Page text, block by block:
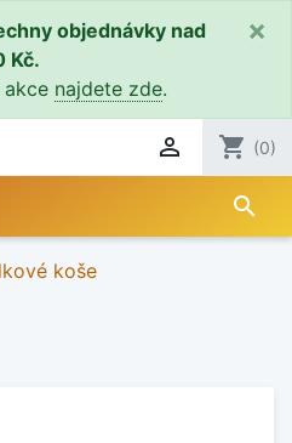
objednávky nad
Kč.
akce najdete zde.
×
 shopping_cart (0)
search
koše